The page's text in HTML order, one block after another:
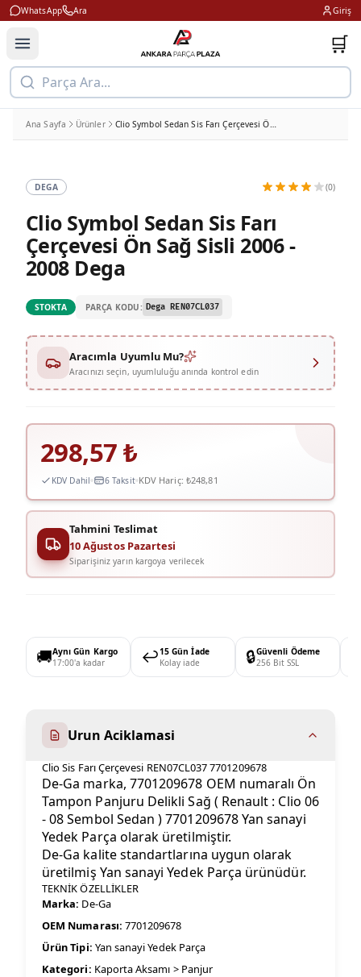
WhatsApp Ara Giriş
🛒
Parça Ara...
Ana Sayfa Ürünler Clio Symbol Sedan Sis Farı Çerçevesi Ön Sağ Sisli 2006 - 2008 Dega
DEGA (0)
Clio Symbol Sedan Sis Farı
Çerçevesi Ön Sağ Sisli 2006 -
2008 Dega
STOKTA PARÇA KODU: Dega REN07CL037
Aracımla Uyumlu Mu?
Aracınızı seçin, uyumluluğu anında kontrol edin
298,57₺
KDV Dahil 6 Taksit KDV Hariç: ₺248,81
Tahmini Teslimat
10 Ağustos Pazartesi
Siparişiniz yarın kargoya verilecek
🚚Aynı Gün Kargo
17:00'a kadar
↩️15 Gün İade
Kolay iade
🔒Güvenli Ödeme
256 Bit SSL
Urun Aciklamasi
Clio Sis Farı Çerçevesi REN07CL037 7701209678
De-Ga marka, 7701209678 OEM numaralı Ön
Tampon Panjuru Delikli Sağ ( Renault : Clio 06
- 08 Sembol Sedan ) 7701209678 Yan sanayi
Yedek Parça olarak üretilmiştir.
De-Ga kalite standartlarına uygun olarak
üretilmiş Yan sanayi Yedek Parça ürünüdür.
TEKNİK ÖZELLİKLER
Marka: De-Ga
OEM Numarası: 7701209678
Ürün Tipi: Yan sanayi Yedek Parça
Kategori: Kaporta Aksamı > Panjur